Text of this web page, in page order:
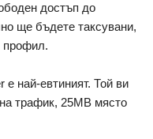
достъп до
ще бъдете таксувани,
профил.
най-евтиният. Той ви
трафик, 25MB място